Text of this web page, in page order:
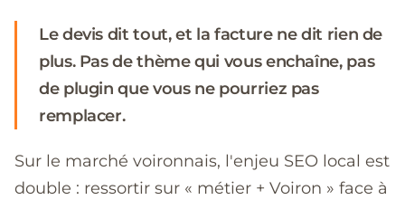
Le devis dit tout, et la facture ne dit rien de
plus. Pas de thème qui vous enchaîne, pas
de plugin que vous ne pourriez pas
remplacer.
Sur le marché voironnais, l'enjeu SEO local est
double : ressortir sur « métier + Voiron » face à